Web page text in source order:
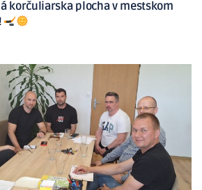
korčuliarska plocha v mestskom